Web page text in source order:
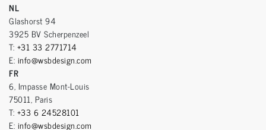
NL
Glashorst 94
3925 BV Scherpenzeel
T: +31 33 2771714
E: info@wsbdesign.com
FR
6, Impasse Mont-Louis
75011, Paris
T: +33 6 24528101
E: info@wsbdesign.com